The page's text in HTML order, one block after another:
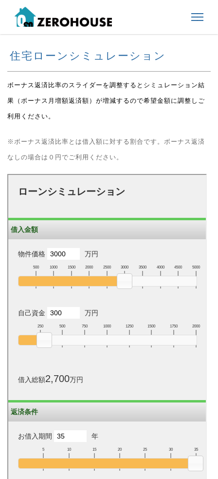
住宅ローンシミュレーション
ボーナス返済比率のスライダーを調整するとシミュレーション結
果（ボーナス月増額返済額）が増減するので希望金額に調整しご
利用ください。
※ボーナス返済比率とは借入額に対する割合です。ボーナス返済
なしの場合は０円でご利用ください。